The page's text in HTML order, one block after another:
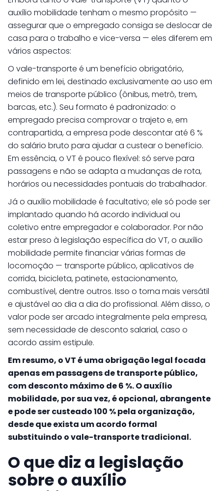
auxílio mobilidade tenham o mesmo propósito —
assegurar que o empregado consiga se deslocar de
casa para o trabalho e vice-versa — eles diferem em
vários aspectos:
O vale-transporte é um benefício obrigatório,
definido em lei, destinado exclusivamente ao uso em
meios de transporte público (ônibus, metrô, trem,
barcas, etc.). Seu formato é padronizado: o
empregado precisa comprovar o trajeto e, em
contrapartida, a empresa pode descontar até 6 %
do salário bruto para ajudar a custear o benefício.
Em essência, o VT é pouco flexível: só serve para
passagens e não se adapta a mudanças de rota,
horários ou necessidades pontuais do trabalhador.
Já o auxílio mobilidade é facultativo; ele só pode ser
implantado quando há acordo individual ou
coletivo entre empregador e colaborador. Por não
estar preso à legislação específica do VT, o auxílio
mobilidade permite financiar várias formas de
locomoção — transporte público, aplicativos de
corrida, bicicleta, patinete, estacionamento,
combustível, dentre outros. Isso o torna mais versátil
e ajustável ao dia a dia do profissional. Além disso, o
valor pode ser arcado integralmente pela empresa,
sem necessidade de desconto salarial, caso o
acordo assim estipule.
Em resumo, o VT é uma obrigação legal focada
apenas em passagens de transporte público,
com desconto máximo de 6 %. O auxílio
mobilidade, por sua vez, é opcional, abrangente
e pode ser custeado 100 % pela organização,
desde que exista um acordo formal
substituindo o vale-transporte tradicional.
O que diz a legislação
sobre o auxílio